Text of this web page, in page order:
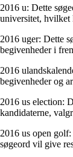
2016 u: Dette
universitet, hvilket
2016 uger: Dette
begivenheder i
2016
begivenheder og
2016 us election:
kandidaterne,
2016 us open
søgeord vil give